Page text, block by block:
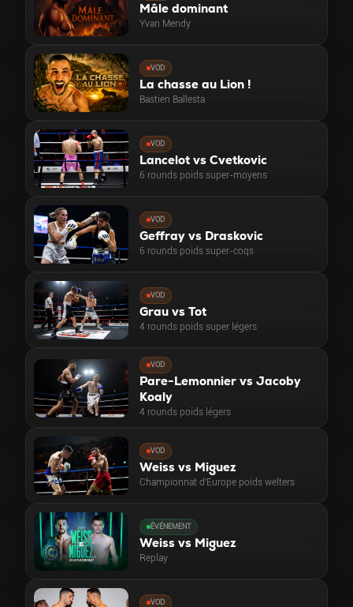
Mâle dominant
Yvan Mendy
VOD
La chasse au Lion !
Bastien Ballesta
VOD
Lancelot vs Cvetkovic
6 rounds poids super-moyens
VOD
Geffray vs Draskovic
6 rounds poids super-coqs
VOD
Grau vs Tot
4 rounds poids super légers
VOD
Pare-Lemonnier vs Jacoby
Koaly
4 rounds poids légers
VOD
Weiss vs Miguez
Championnat d'Europe poids welters
ÉVÉNEMENT
Weiss vs Miguez
Replay
VOD